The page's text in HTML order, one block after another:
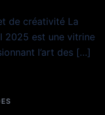
de créativité La
2025 est une vitrine
l’art des […]